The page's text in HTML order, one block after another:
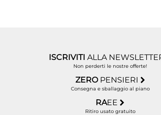
ISCRIVITIALLA
Non perderti le nostre offerte!
ZERO PENSIERI
Consegna e sballaggio al piano
RAEE
Ritiro usato gratuito